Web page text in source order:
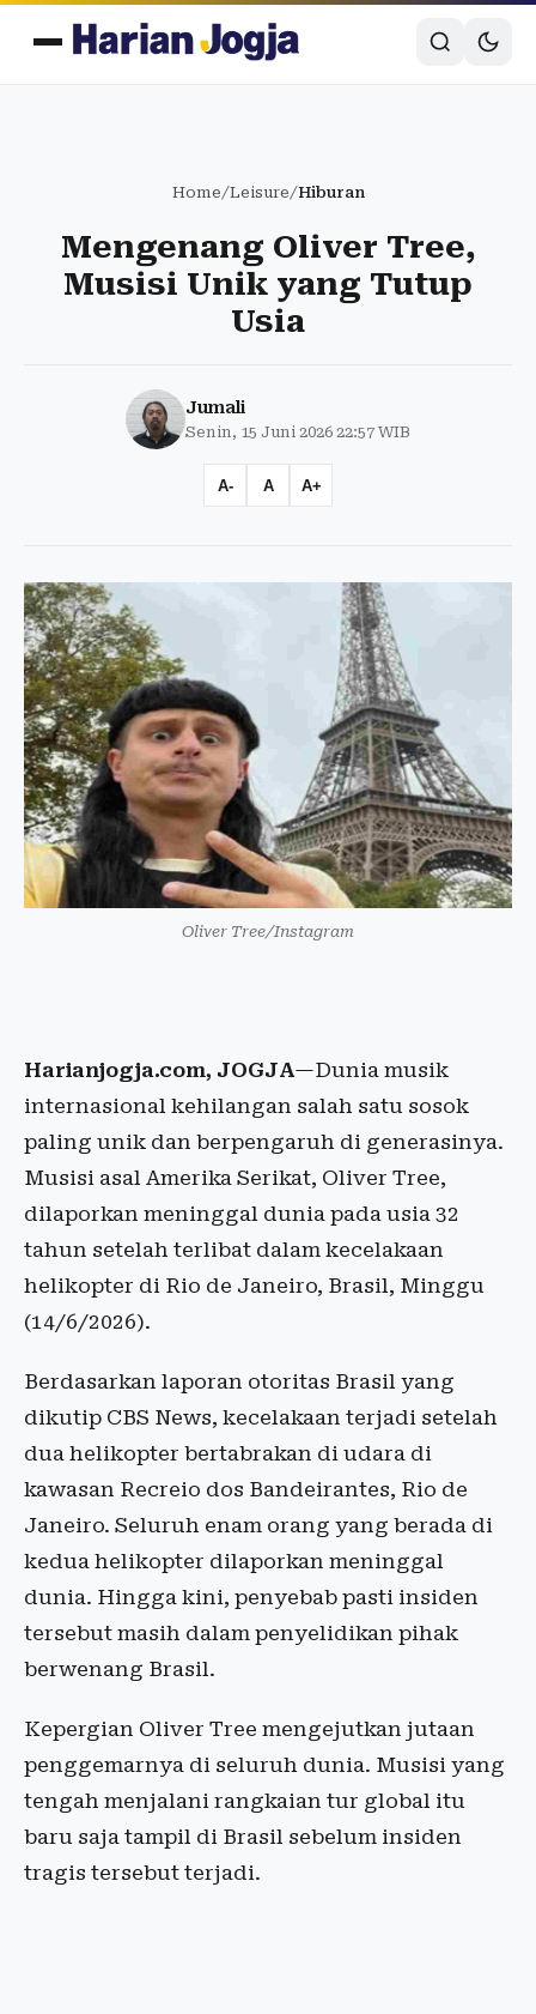
Home/Leisure/Hiburan
Mengenang Oliver Tree,
Musisi Unik yang Tutup
Usia
Jumali
Senin, 15 Juni 2026 22:57 WIB
A- A A+
Oliver Tree/Instagram
Harianjogja.com, JOGJA—Dunia musik
internasional kehilangan salah satu sosok
paling unik dan berpengaruh di generasinya.
Musisi asal Amerika Serikat, Oliver Tree,
dilaporkan meninggal dunia pada usia 32
tahun setelah terlibat dalam kecelakaan
helikopter di Rio de Janeiro, Brasil, Minggu
(14/6/2026).
Berdasarkan laporan otoritas Brasil yang
dikutip CBS News, kecelakaan terjadi setelah
dua helikopter bertabrakan di udara di
kawasan Recreio dos Bandeirantes, Rio de
Janeiro. Seluruh enam orang yang berada di
kedua helikopter dilaporkan meninggal
dunia. Hingga kini, penyebab pasti insiden
tersebut masih dalam penyelidikan pihak
berwenang Brasil.
Kepergian Oliver Tree mengejutkan jutaan
penggemarnya di seluruh dunia. Musisi yang
tengah menjalani rangkaian tur global itu
baru saja tampil di Brasil sebelum insiden
tragis tersebut terjadi.